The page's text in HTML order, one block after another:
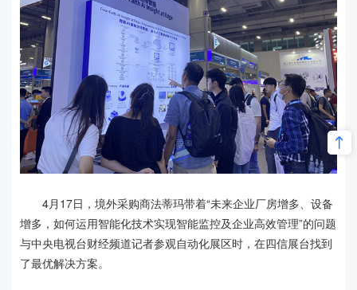
4月17日，境外采购商法蒂玛带着“未来企业厂房增多、设备
增多，如何运用智能化技术实现智能监控及企业高效管理”的问题
与中央电视台财经频道记者参观自动化展区时，在四信展台找到
了最优解决方案。